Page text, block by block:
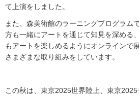
て上演をしました。
また、森美術館のラーニングプログラム
方も一緒にアートを通じて知見を深める
もアートを楽しめるようにオンラインで
さまざまな取り組みをしています。
この秋は、東京2025世界陸上、東京